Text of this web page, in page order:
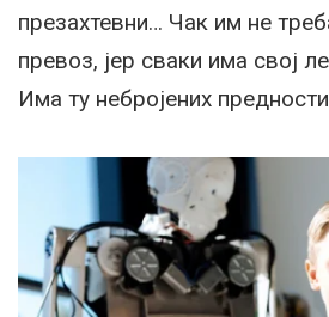
презахтевни… Чак им не
превоз, јер сваки има свој
Има ту небројених